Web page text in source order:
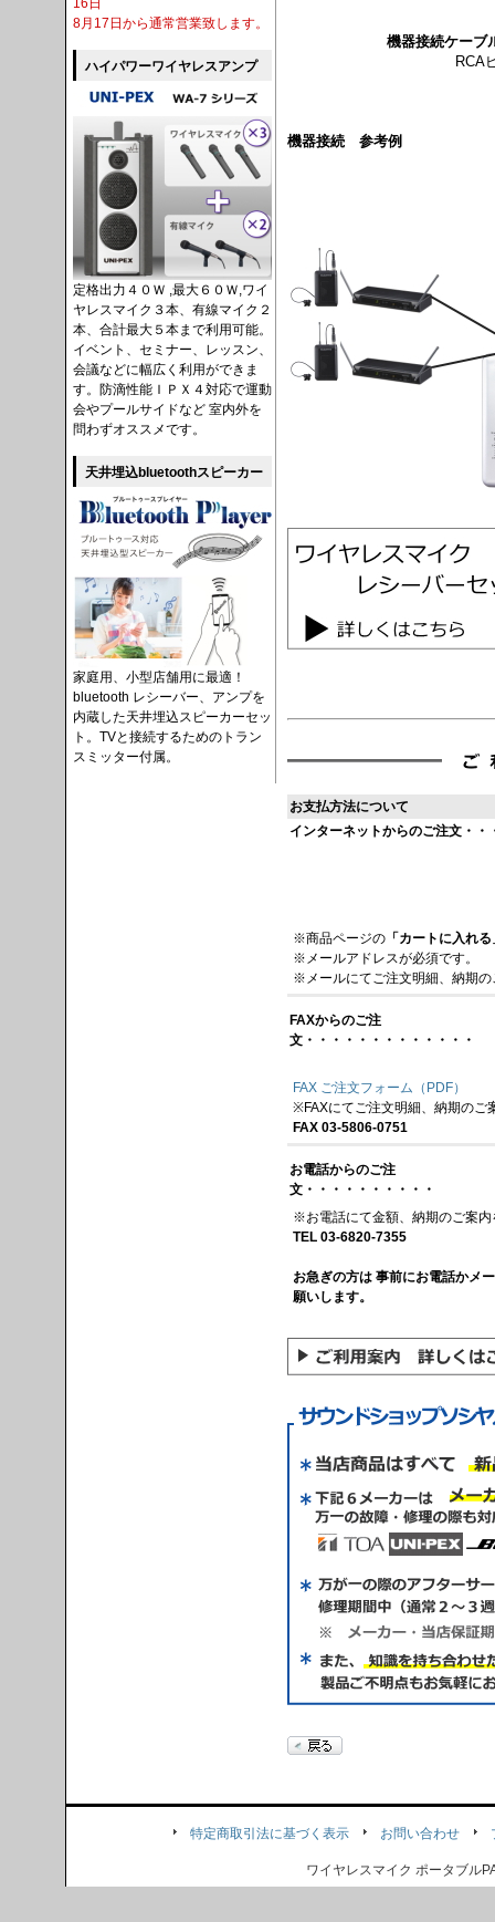
機器接続ケーブ
RCA
機器接続 参考例
お支払方法について
インターネットからのご注文・・
※商品ページの 「カートに入れる
※メールアドレスが必須です。
※メールにてご注文明細、納期
FAXからのご注
文・・・・・・・・・・・・・
FAX ご注文フォーム（PDF）
※FAXにてご注文明細、納期のご
FAX 03-5806-0751
お電話からのご注
文・・・・・・・・・・
※お電話にて金額、納期のご案内
TEL 03-6820-7355
お急ぎの方は 事前にお電話かメ
願いします。
16日
8月17日から通常営業致します。
ハイパワーワイヤレスアンプ
定格出力４０Ｗ ,最大６０Ｗ,ワイ
ヤレスマイク３本、有線マイク２
本、合計最大５本まで利用可能。
イベント、セミナー、レッスン、
会議などに幅広く利用ができま
す。防滴性能ＩＰＸ４対応で運動
会やプールサイドなど 室内外を
問わずオススメです。
天井埋込bluetoothスピーカー
家庭用、小型店舗用に最適！
bluetooth レシーバー、アンプを
内蔵した天井埋込スピーカーセッ
ト。TVと接続するためのトラン
スミッター付属。
特定商取引法に基づく表示 お問い合わせ
ワイヤレスマイク ポータブル